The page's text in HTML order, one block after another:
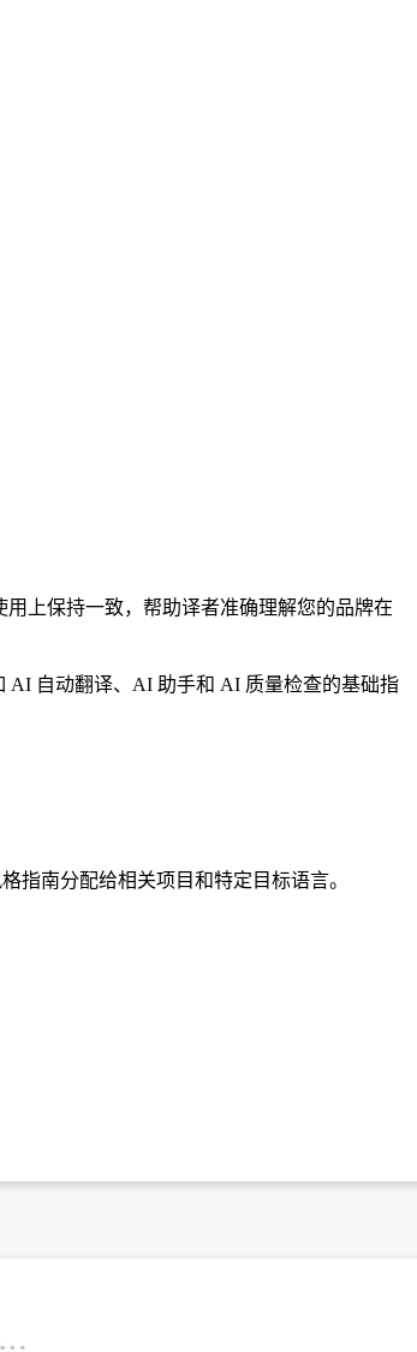
上保持一致，帮助译者准确理解您的品牌在
AI 自动翻译、AI 助手和 AI 质量检查的基础指
指南分配给相关项目和特定目标语言。